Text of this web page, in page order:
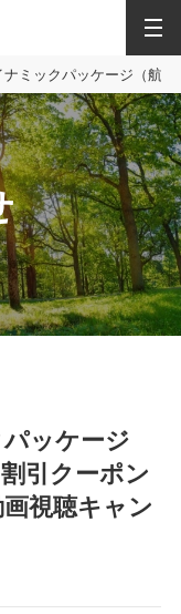
ミックパッケージ（航
ッケージ
引クーポン
視聴キャン